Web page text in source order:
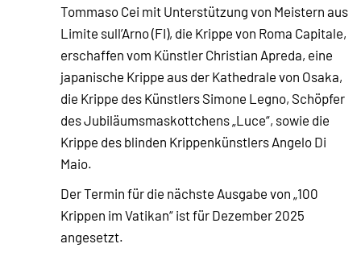
Tommaso Cei mit Unterstützung von Meistern aus
Limite sull’Arno (FI), die Krippe von Roma Capitale,
erschaffen vom Künstler Christian Apreda, eine
japanische Krippe aus der Kathedrale von Osaka,
die Krippe des Künstlers Simone Legno, Schöpfer
des Jubiläumsmaskottchens „Luce“, sowie die
Krippe des blinden Krippenkünstlers Angelo Di
Maio.
Der Termin für die nächste Ausgabe von „100
Krippen im Vatikan“ ist für Dezember 2025
angesetzt.